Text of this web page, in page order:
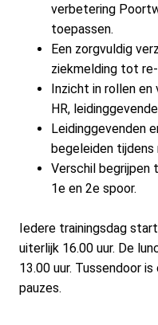
verbetering
toepassen.
Een zorgvuldig
ziekmelding tot
Inzicht in rollen en
HR,
Leidinggevenden
begeleiden tijdens
Verschil begrijpen
1e en 2e spoor.
Iedere trainingsdag
uiterlijk 16.00 uur. De
13.00 uur. Tussendoor
pauzes.